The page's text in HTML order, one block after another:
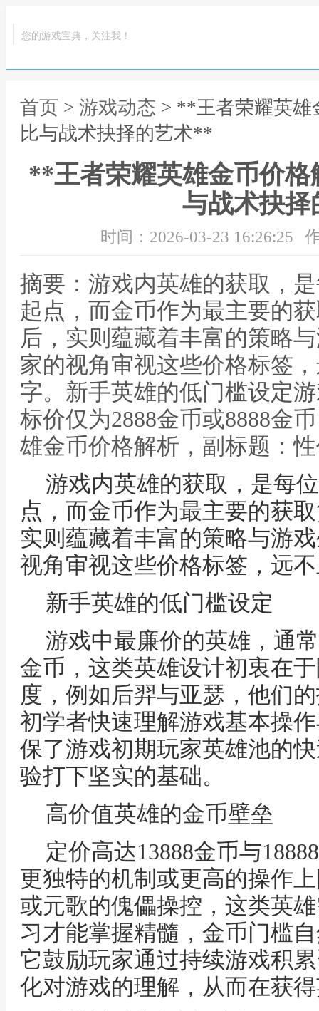
您的游戏宝典，关注我！
首页 > 游戏动态 > **王者荣耀英雄
比与战术抉择的艺术**
**王者荣耀英雄金币价
与战术抉
时间：2026-03-23 16:26:25
摘要：游戏内英雄的获取，
起点，而金币作为最主要的
后，实则蕴藏着丰富的策略
家的视角审视这些价格标签
字。新手英雄的低门槛设定
标价仅为2888金币或8888金
雄金币价格解析，副标题：
游戏内英雄的获取，是每
点，而金币作为最主要的获
实则蕴藏着丰富的策略与游
视角审视这些价格标签，远
新手英雄的低门槛设定
游戏中最廉价的英雄，通
金币，这类英雄设计初衷在
度，例如后羿与亚瑟，他们
初学者快速理解游戏基本操
保了游戏初期玩家英雄池的
验打下坚实的基础。
高价值英雄的金币壁垒
定价高达13888金币与
更独特的机制或更高的操作
或元歌的傀儡操控，这类英
习才能掌握精髓，金币门槛
它鼓励玩家通过持续游戏积
化对游戏的理解，从而在获